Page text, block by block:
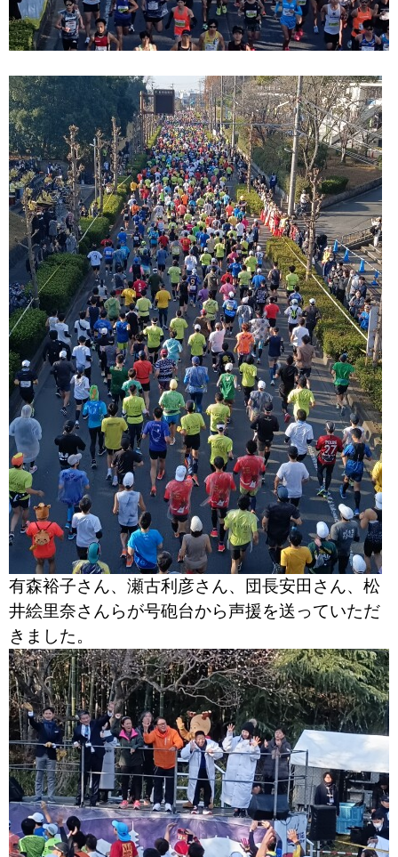
有森裕子さん、瀬古利彦さん、団長安田さん、松
井絵里奈さんらが号砲台から声援を送っていただ
きました。